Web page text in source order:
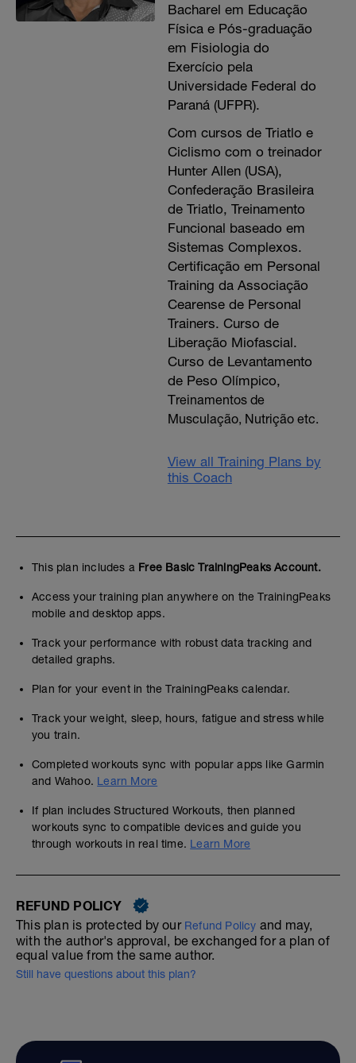
Bacharel em Educação
Física e Pós-graduação
em Fisiologia do
Exercício pela
Universidade Federal do
Paraná (UFPR).
Com cursos de Triatlo e
Ciclismo com o treinador
Hunter Allen (USA),
Confederação Brasileira
de Triatlo, Treinamento
Funcional baseado em
Sistemas Complexos.
Certificação em Personal
Training da Associação
Cearense de Personal
Trainers. Curso de
Liberação Miofascial.
Curso de Levantamento
de Peso Olímpico,
Treinamentos de
Musculação, Nutrição etc.
View all Training Plans by
this Coach
This plan includes a Free Basic TrainingPeaks Account.
Access your training plan anywhere on the TrainingPeaks
mobile and desktop apps.
Track your performance with robust data tracking and
detailed graphs.
Plan for your event in the TrainingPeaks calendar.
Track your weight, sleep, hours, fatigue and stress while
you train.
Completed workouts sync with popular apps like Garmin
and Wahoo. Learn More
If plan includes Structured Workouts, then planned
workouts sync to compatible devices and guide you
through workouts in real time. Learn More
REFUND POLICY
This plan is protected by our Refund Policy and may,
with the author's approval, be exchanged for a plan of
equal value from the same author.
Still have questions about this plan?